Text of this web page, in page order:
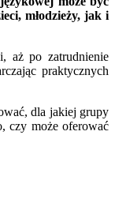
młodzieży, jak i
aż po zatrudnienie
praktycznych
dla jakiej grupy
czy może oferować